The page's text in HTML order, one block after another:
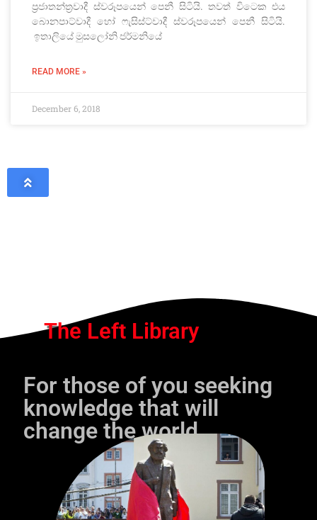
ප්‍රජාතන්ත්‍රවාදී ස්වරූපයෙන් පෙනී සිටියි. තවත් විටෙක එය
බොනපාට්වාදී හෝ ෆැසිස්ට්වාදී ස්වරූපයෙන් පෙනී සිටියි.
ඉතාලියේ මුසලෝනි ජර්මනියේ
READ MORE »
December 6, 2018
The Left Library
For those of you seeking
knowledge that will
change the world